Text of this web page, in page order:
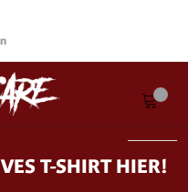
T-SHIRT HIER!